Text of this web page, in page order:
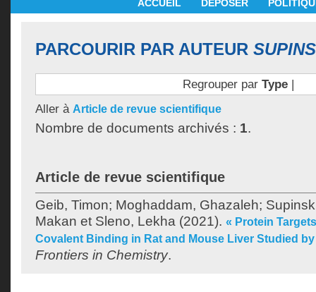
ACCUEIL DÉPOSER
PARCOURIR PAR AUTEUR
Regrouper par Type|
Aller à Article de revue scientifique
Nombre de documents archivés : 1.
Article de revue scientifique
Geib, Timon; Moghaddam, Ghazaleh;
Makan et Sleno, Lekha (2021). « Protein
Covalent Binding in Rat and Mouse Liver Studied by
Frontiers in Chemistry.